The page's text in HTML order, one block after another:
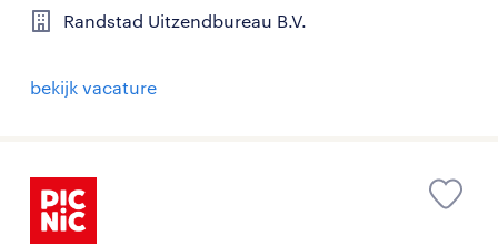
Randstad Uitzendbureau B.V.
bekijk vacature